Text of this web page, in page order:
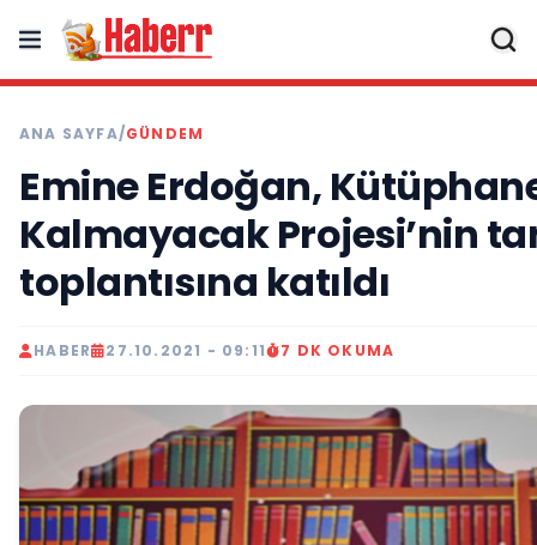
ANA SAYFA/GÜNDEM
Emine Erdoğan,
Kalmayacak Projesi’nin
toplantısına katıldı
HABER 27.10.2021 - 09:11 7 DK OKUMA